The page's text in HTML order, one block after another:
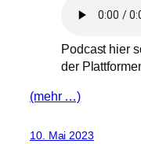
Podcast hier
der
(mehr …)
10. Mai 2023